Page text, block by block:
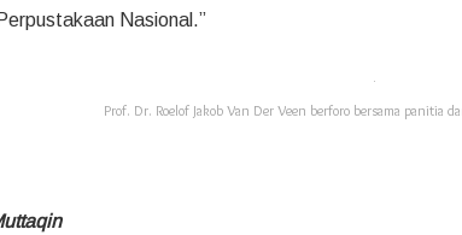
Nasional.”
Prof. Dr. Roelof Jakob Van Der Veen berforo bersama panitia